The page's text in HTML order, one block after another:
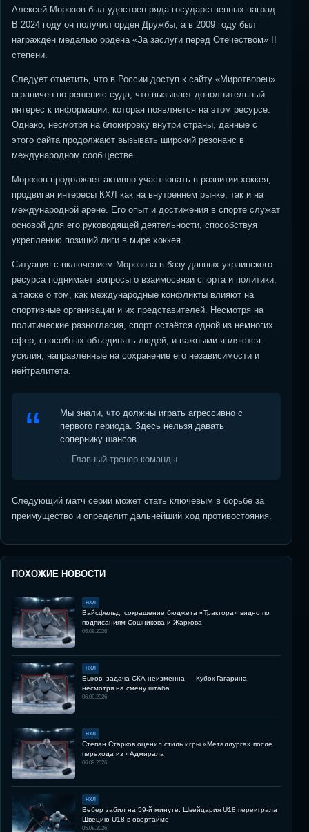
Алексей Морозов был удостоен ряда государственных наград.
В 2024 году он получил орден Дружбы, а в 2009 году был
награждён медалью ордена «За заслуги перед Отечеством» II
степени.
Следует отметить, что в России доступ к сайту «Миротворец»
ограничен по решению суда, что вызывает дополнительный
интерес к информации, которая появляется на этом ресурсе.
Однако, несмотря на блокировку внутри страны, данные с
этого сайта продолжают вызывать широкий резонанс в
международном сообществе.
Морозов продолжает активно участвовать в развитии хоккея,
продвигая интересы КХЛ как на внутреннем рынке, так и на
международной арене. Его опыт и достижения в спорте служат
основой для его руководящей деятельности, способствуя
укреплению позиций лиги в мире хоккея.
Ситуация с включением Морозова в базу данных украинского
ресурса поднимает вопросы о взаимосвязи спорта и политики,
а также о том, как международные конфликты влияют на
спортивные организации и их представителей. Несмотря на
политические разногласия, спорт остаётся одной из немногих
сфер, способных объединять людей, и важными являются
усилия, направленные на сохранение его независимости и
нейтралитета.
Мы знали, что должны играть агрессивно с
первого периода. Здесь нельзя давать
сопернику шансов.
— Главный тренер команды
Следующий матч серии может стать ключевым в борьбе за
преимущество и определит дальнейший ход противостояния.
ПОХОЖИЕ НОВОСТИ
НХЛ
Вайсфельд: сокращение бюджета «Трактора» видно по
подписаниям Сошникова и Жаркова
06.08.2026
НХЛ
Быков: задача СКА неизменна — Кубок Гагарина,
несмотря на смену штаба
06.08.2026
НХЛ
Степан Старков оценил стиль игры «Металлурга» после
перехода из «Адмирала
06.08.2026
НХЛ
Вебер забил на 59-й минуте: Швейцария U18 переиграла
Швецию U18 в овертайме
05.08.2026